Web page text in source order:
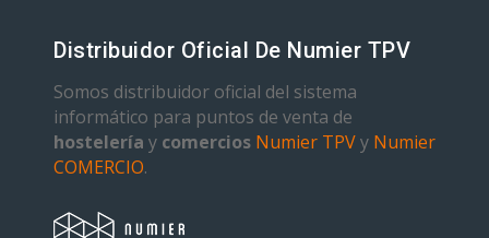
Distribuidor Oficial De Numier TPV
Somos distribuidor oficial del sistema
informático para puntos de venta de
hostelería y comercios Numier TPVy Numier
COMERCIO.